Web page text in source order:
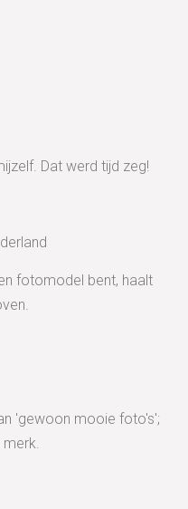
'gewoon mooie foto's';
merk.
Dat werd tijd zeg!
fotomodel bent, haalt